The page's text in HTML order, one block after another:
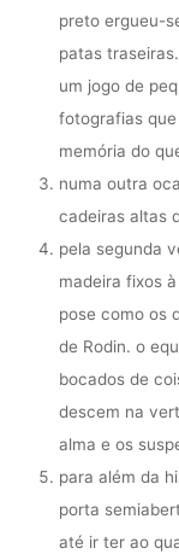
preto ergueu-
patas
um jogo de
fotografias
memória do
numa outra
cadeiras altas
pela segunda
madeira fixos
pose como os
de Rodin. o
bocados de
descem na
alma e os
para além da
porta
até ir ter ao